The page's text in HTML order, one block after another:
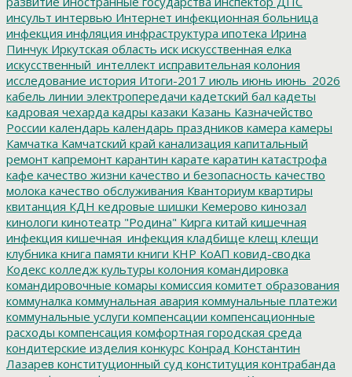
инсульт интервью Интернет инфекционная больница
инфекция инфляция инфраструктура ипотека Ирина
Пинчук Иркутская область иск искусственная елка
искусственный_интеллект исправительная колония
исследование история Итоги-2017 июль июнь июнь_2026
кабель линии электропередачи кадетский бал кадеты
кадровая чехарда кадры казаки Казань Казначейство
России календарь календарь праздников камера камеры
Камчатка Камчатский край канализация капитальный
ремонт капремонт карантин карате каратин катастрофа
кафе качество жизни качество и безопасность качество
молока качество обслуживания Кванториум квартиры
квитанция КДН кедровые шишки Кемерово кинозал
кинологи кинотеатр "Родина" Кирга китай кишечная
инфекция кишечная_инфекция кладбище клещ клещи
клубника книга памяти книги КНР КоАП ковид-сводка
Кодекс колледж культуры колония командировка
командировочные комары комиссия комитет образования
коммуналка коммунальная авария коммунальные платежи
коммунальные услуги компенсации компенсационные
расходы компенсация комфортная городская среда
кондитерские изделия конкурс Конрад Константин
Лазарев конституционный суд конституция контрабанда